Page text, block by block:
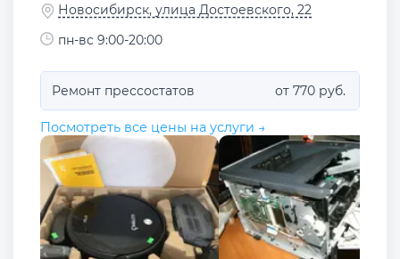
Новосибирск, улица Достоевского, 22
пн-вс 9:00-20:00
Ремонт прессостатов от 770 руб.
Посмотреть все цены на услуги →